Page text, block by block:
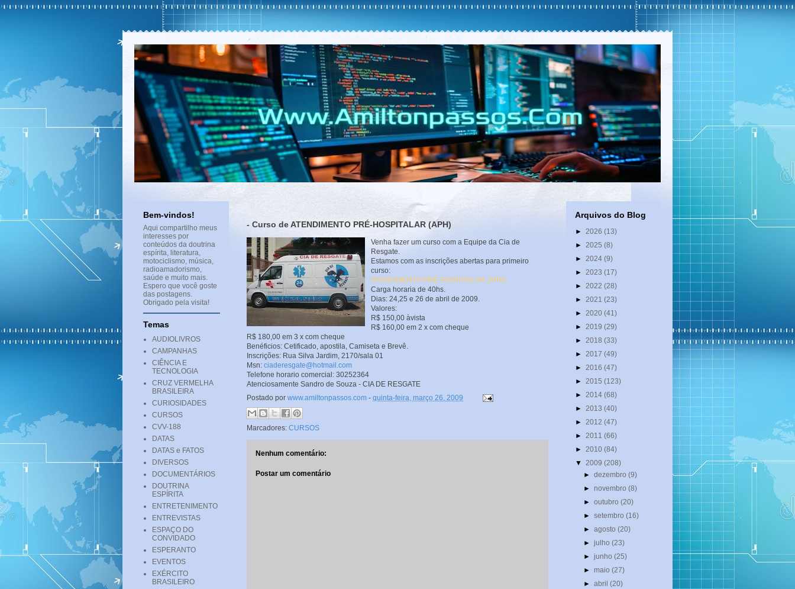
- Curso de ATENDIMENTO PRÉ-HOSPITALAR (APH)
Venha fazer um curso com a Equipe da Cia de
Resgate.
Estamos com as inscrições abertas para primeiro
curso:
ATENDIMENTO PRÉ-HOSPITALAR (APH)
Carga horaria de 40hs.
Dias: 24,25 e 26 de abril de 2009.
Valores:
R$ 150,00 àvista
R$ 160,00 em 2 x com cheque
R$ 180,00 em 3 x com cheque
Benéficios: Cetificado, apostila, Camiseta e Brevê.
Inscrições: Rua Silva Jardim, 2170/sala 01
Msn: ciaderesgate@hotmail.com
Telefone horario comercial: 30252364
Atenciosamente Sandro de Souza - CIA DE RESGATE
Postado por www.amiltonpassos.com - quinta-feira, março 26, 2009
Marcadores: CURSOS
Nenhum comentário:
Postar um comentário
Bem-vindos!
Aqui compartilho meus
interesses por
conteúdos da doutrina
espírita, literatura,
motociclismo, música,
radioamadorismo,
saúde e muito mais.
Espero que você goste
das postagens.
Obrigado pela visita!
Temas
AUDIOLIVROS
CAMPANHAS
CIÊNCIA E
TECNOLOGIA
CRUZ VERMELHA
BRASILEIRA
CURIOSIDADES
CURSOS
CVV-188
DATAS
DATAS e FATOS
DIVERSOS
DOCUMENTÁRIOS
DOUTRINA
ESPÍRITA
ENTRETENIMENTO
ENTREVISTAS
ESPAÇO DO
CONVIDADO
ESPERANTO
EVENTOS
EXÉRCITO
BRASILEIRO
Arquivos do Blog
► 2026 (13)
► 2025 (8)
► 2024 (9)
► 2023 (17)
► 2022 (28)
► 2021 (23)
► 2020 (41)
► 2019 (29)
► 2018 (33)
► 2017 (49)
► 2016 (47)
► 2015 (123)
► 2014 (68)
► 2013 (40)
► 2012 (47)
► 2011 (66)
► 2010 (84)
▼ 2009 (208)
►dezembro(9)
►novembro(8)
►outubro(20)
►setembro(16)
►agosto(20)
►julho(23)
►junho(25)
►maio(27)
►abril(20)